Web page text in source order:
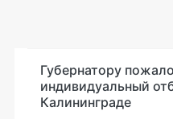
Губернатору
индивидуальный
Калининграде